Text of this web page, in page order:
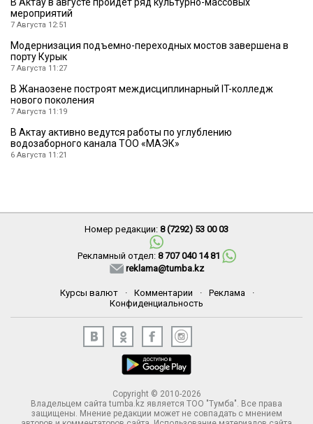
В Актау в августе пройдет ряд культурно-массовых
мероприятий
7 Августа 12:51
Модернизация подъемно-переходных мостов завершена в
порту Курык
7 Августа 11:27
В Жанаозене построят междисциплинарный IT-колледж
нового поколения
7 Августа 11:19
В Актау активно ведутся работы по углублению
водозаборного канала ТОО «МАЭК»
6 Августа 11:21
Номер редакции: 8 (7292) 53 00 03
Рекламный отдел: 8 707 040 14 81
reklama@tumba.kz
Курсы валют · Комментарии · Реклама
·
Конфиденциальность
Copyright © 2010-2026
Владельцем сайта tumba.kz является ТОО "Тумба". Все права
защищены. Мнение редакции может не совпадать с мнением